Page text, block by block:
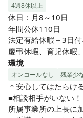
4週8休以上
休日：月8～10日
年間公休110日
法定有給休暇＋3日
慶弔休暇、育児休暇
環境
オンコールなし 残業少
＊安心してはたらけ
■相談相手がいない
所属事業所の上長に